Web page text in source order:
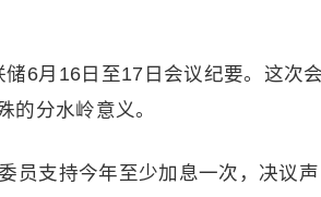
6月16日至17日会议纪要。这次会
的分水岭意义。
员支持今年至少加息一次，决议声